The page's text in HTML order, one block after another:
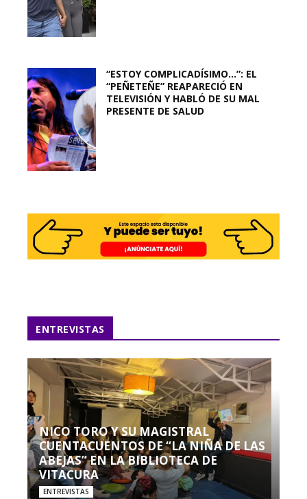
“ESTOY COMPLICADÍSIMO…”: EL
“PEÑETEÑE” REAPARECIÓ EN
TELEVISIÓN Y HABLÓ DE SU MAL
PRESENTE DE SALUD
ENTREVISTAS
NICO TORO Y SU MAGISTRAL
CUENTACUENTOS DE “LA NIÑA DE LAS
ABEJAS” EN LA BIBLIOTECA DE
VITACURA
ENTREVISTAS